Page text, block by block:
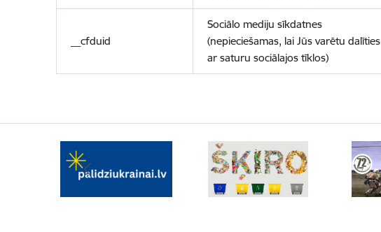
__cfduid
Sociālo mediju sīkdatnes
(nepieciešamas, lai Jūs varētu dalīties
ar saturu sociālajos tīklos)